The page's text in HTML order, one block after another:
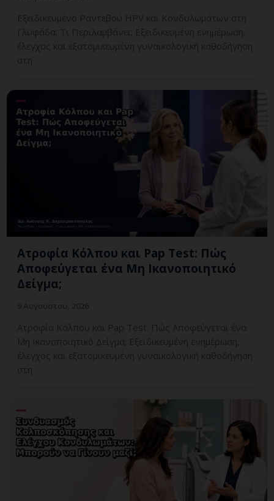
Εξειδικευμένο Ραντεβού HPV και Κονδυλωμάτων στη
Γλυφάδα: Τι Περιλαμβάνει; Εξειδικευμένη ενημέρωση,
έλεγχος και εξατομικευμένη γυναικολογική καθοδήγηση
στη
Ατροφία Κόλπου και Pap Test: Πώς
Αποφεύγεται ένα Μη Ικανοποιητικό
Δείγμα;
Ατροφία Κόλπου και Pap Test: Πώς Αποφεύγεται ένα
Μη Ικανοποιητικό Δείγμα; Εξειδικευμένη ενημέρωση,
έλεγχος και εξατομικευμένη γυναικολογική καθοδήγηση
στη